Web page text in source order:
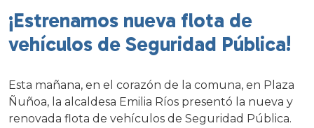
¡Estrenamos nueva flota de
vehículos de Seguridad Pública!
Esta mañana, en el corazón de la comuna, en Plaza
Ñuñoa, la alcaldesa Emilia Ríos presentó la nueva y
renovada flota de vehículos de Seguridad Pública.